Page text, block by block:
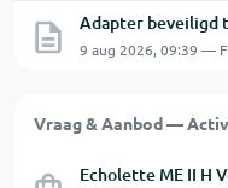
9 aug 2026, 09:39 —
Vraag & Aanbod —
Echolette ME II H